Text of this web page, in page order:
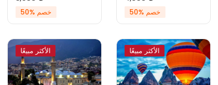
خصم %50 خصم %50
الأكثر مبيعًا الأكثر مبيعًا